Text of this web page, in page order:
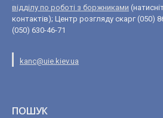
відділу по роботі з боржниками
контактів); Центр розгляду скарг (050)
(050) 630-46-71
kanc@uie.kiev.ua
ПОШУК